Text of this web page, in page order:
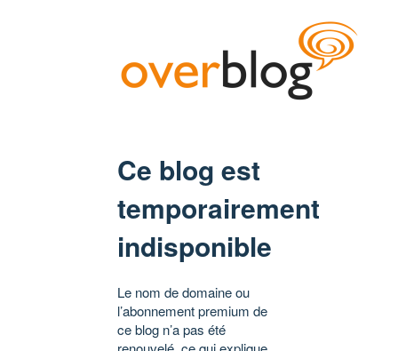
Ce blog est
temporairement
indisponible
Le nom de domaine ou
l’abonnement premium de
ce blog n’a pas été